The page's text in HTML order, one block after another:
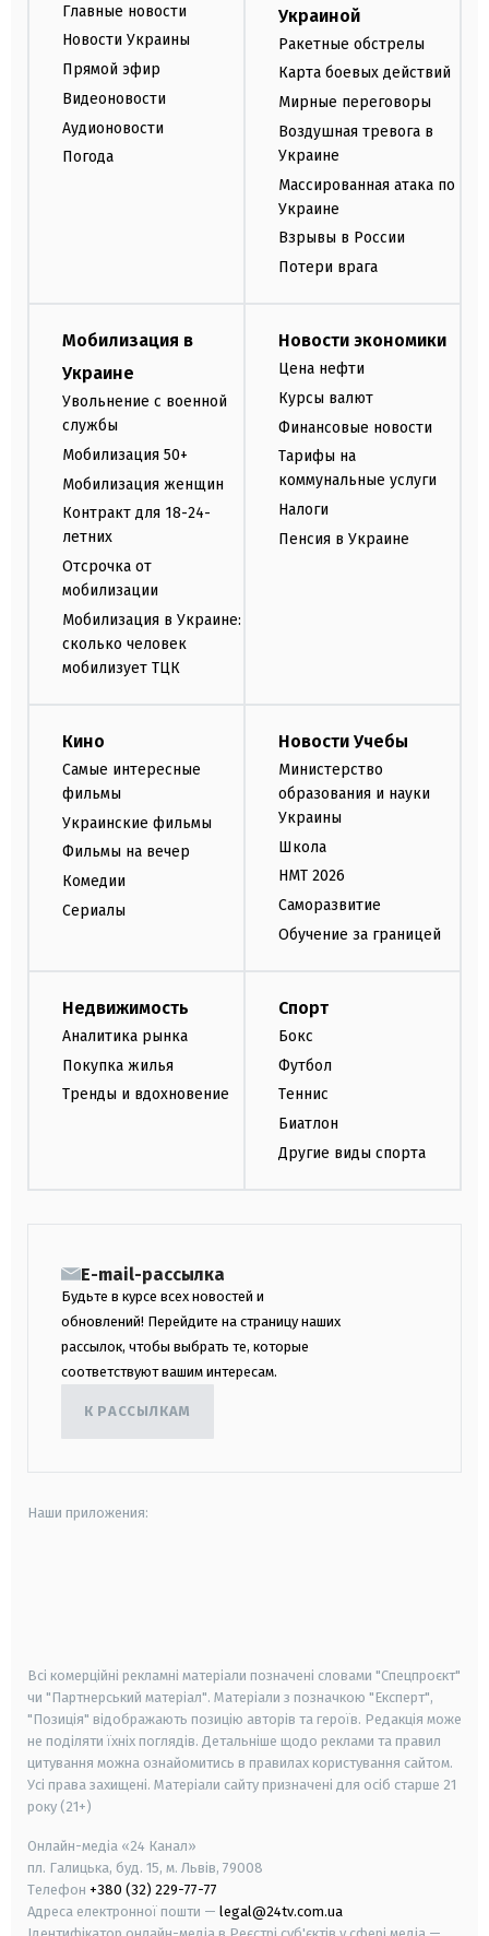
Главные новости
Новости Украины
Прямой эфир
Видеоновости
Аудионовости
Погода
Украиной
Ракетные обстрелы
Карта боевых действий
Мирные переговоры
Воздушная тревога в
Украине
Массированная атака по
Украине
Взрывы в России
Потери врага
Мобилизация в
Украине
Увольнение с военной
службы
Мобилизация 50+
Мобилизация женщин
Контракт для 18-24-
летних
Отсрочка от
мобилизации
Мобилизация в Украине:
сколько человек
мобилизует ТЦК
Новости экономики
Цена нефти
Курсы валют
Финансовые новости
Тарифы на
коммунальные услуги
Налоги
Пенсия в Украине
Кино
Самые интересные
фильмы
Украинские фильмы
Фильмы на вечер
Комедии
Сериалы
Новости Учебы
Министерство
образования и науки
Украины
Школа
НМТ 2026
Саморазвитие
Обучение за границей
Недвижимость
Аналитика рынка
Покупка жилья
Тренды и вдохновение
Спорт
Бокс
Футбол
Теннис
Биатлон
Другие виды спорта
E-mail-рассылка
Будьте в курсе всех новостей и
обновлений! Перейдите на страницу наших
рассылок, чтобы выбрать те, которые
соответствуют вашим интересам.
К РАССЫЛКАМ
Наши приложения:
Всі комерційні рекламні матеріали позначені словами "Спецпроєкт"
чи "Партнерський матеріал". Матеріали з позначкою "Експерт",
"Позиція" відображають позицію авторів та героїв. Редакція може
не поділяти їхніх поглядів. Детальніше щодо реклами та правил
цитування можна ознайомитись в правилах користування сайтом.
Усі права захищені. Матеріали сайту призначені для осіб старше 21
року (21+)
Онлайн-медіа «24 Канал»
пл. Галицька, буд. 15, м. Львів, 79008
Телефон +380 (32) 229-77-77
Адреса електронної пошти — legal@24tv.com.ua